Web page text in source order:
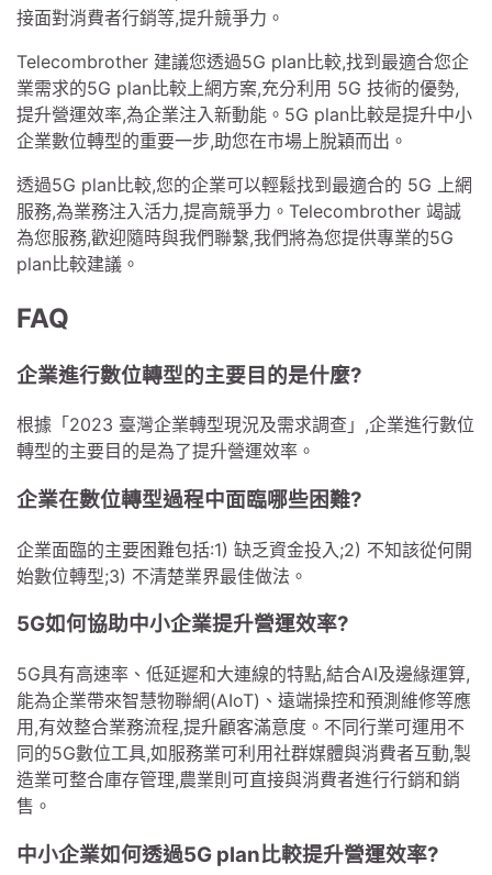
接面對消費者行銷等,提升競爭力。
Telecombrother 建議您透過5G plan比較,找到最適合您企
業需求的5G plan比較上網方案,充分利用 5G 技術的優勢,
提升營運效率,為企業注入新動能。5G plan比較是提升中小
企業數位轉型的重要一步,助您在市場上脫穎而出。
透過5G plan比較,您的企業可以輕鬆找到最適合的 5G 上網
服務,為業務注入活力,提高競爭力。Telecombrother 竭誠
為您服務,歡迎隨時與我們聯繫,我們將為您提供專業的5G
plan比較建議。
FAQ
企業進行數位轉型的主要目的是什麼?
根據「2023 臺灣企業轉型現況及需求調查」,企業進行數位
轉型的主要目的是為了提升營運效率。
企業在數位轉型過程中面臨哪些困難?
企業面臨的主要困難包括:1) 缺乏資金投入;2) 不知該從何開
始數位轉型;3) 不清楚業界最佳做法。
5G如何協助中小企業提升營運效率?
5G具有高速率、低延遲和大連線的特點,結合AI及邊緣運算,
能為企業帶來智慧物聯網(AIoT)、遠端操控和預測維修等應
用,有效整合業務流程,提升顧客滿意度。不同行業可運用不
同的5G數位工具,如服務業可利用社群媒體與消費者互動,製
造業可整合庫存管理,農業則可直接與消費者進行行銷和銷
售。
中小企業如何透過5G plan比較提升營運效率?